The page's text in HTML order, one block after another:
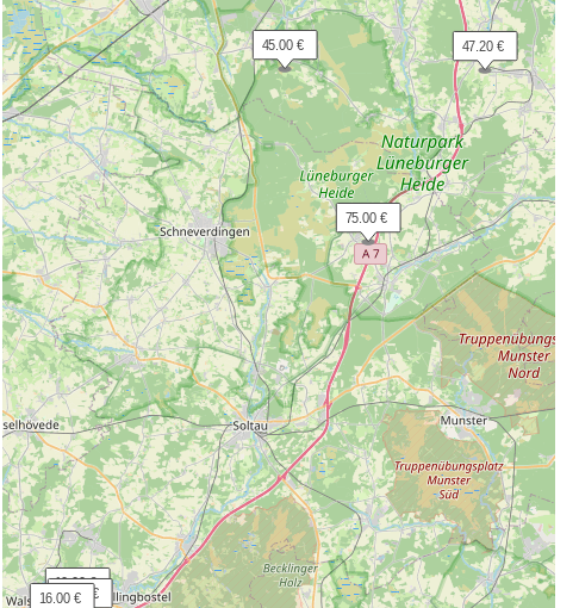
16.00 €
10.00 €
20.00 €
47.20 €
45.00 €
75.00 €